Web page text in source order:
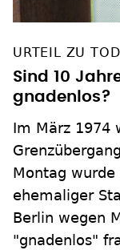
URTEIL ZU
Sind 10
gnadenlos?
Im März 1974
Montag
ehemaliger
Berlin wegen
"gnadenlos"